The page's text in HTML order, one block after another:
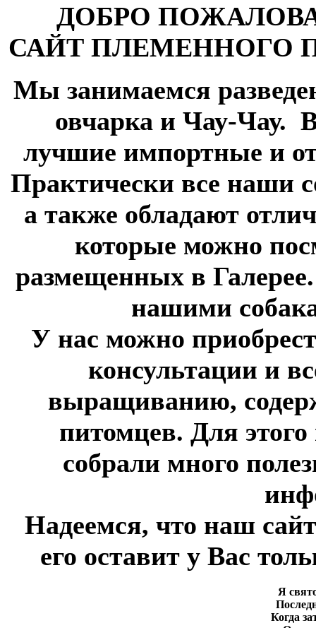
ДОБРО
САЙТ ПЛЕМЕННОГО
Мы занимаемся
овчарка и Чау-Чау.
лучшие импортные и
Практически все наши
а также обладают
которые можно
размещенных в
нашими
У нас можно
консультации и
выращиванию,
питомцев. Для
собрали много
Надеемся, что наш
его оставит у Вас
Я
Когда